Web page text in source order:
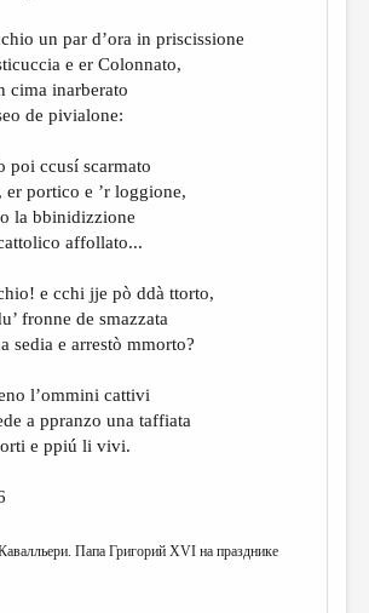
un par d’ora in priscissione
e er Colonnato,
cima inarberato
de pivialone:
ccusí scarmato
er portico e ’r loggione,
la bbinidizzione
affollato...
e cchi jje pò ddà ttorto,
fronne de smazzata
sedia e arrestò mmorto?
l’ommini cattivi
a ppranzo una taffiata
e ppiú li vivi.
Папа Григорий XVI на празднике